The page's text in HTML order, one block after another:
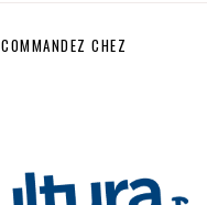
COMMANDEZ CHEZ